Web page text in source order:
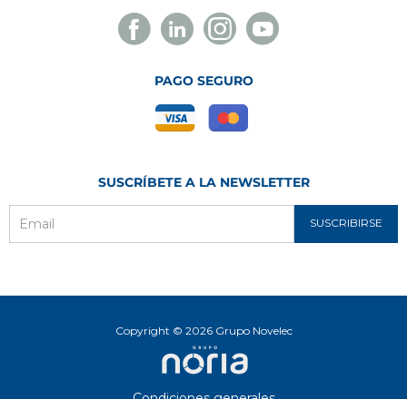
Facebook
Novelec
Linkedin
Novelec
Instagram
Novelec
Youtube
Novelec
PAGO SEGURO
SUSCRÍBETE A LA NEWSLETTER
SUSCRIBIRSE
Copyright © 2026 Grupo Novelec